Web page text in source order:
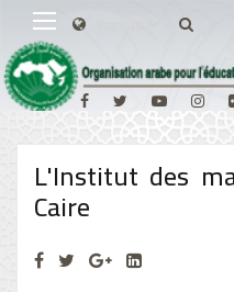
L'Institut des
Caire